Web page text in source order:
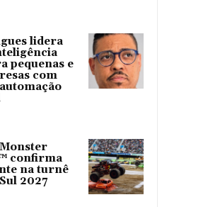
lidera
pequenas e
com
confirma
na turnê
2027